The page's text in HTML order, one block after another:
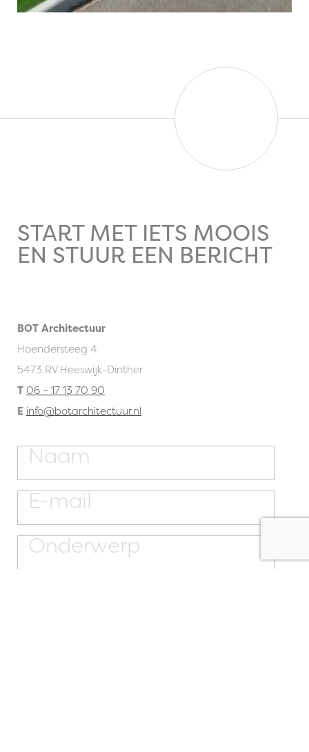
START MET IETS MOOIS
EN STUUR EEN BERICHT
BOT Architectuur
Hoendersteeg 4
5473 RV Heeswijk-Dinther
T 06 – 17 13 70 90
E info@botarchitectuur.nl